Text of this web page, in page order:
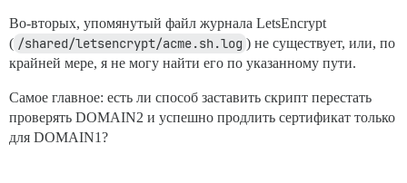
Во-вторых, упомянутый файл журнала LetsEncrypt
( /shared/letsencrypt/acme.sh.log ) не существует, или, по
крайней мере, я не могу найти его по указанному пути.
Самое главное: есть ли способ заставить скрипт перестать
проверять DOMAIN2 и успешно продлить сертификат только
для DOMAIN1?